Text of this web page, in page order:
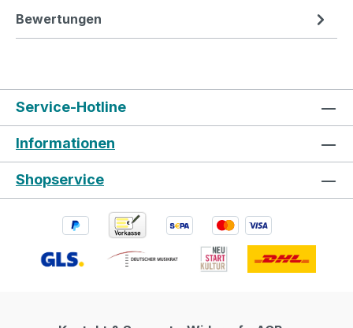
Bewertungen
Service-Hotline
Informationen
Shopservice